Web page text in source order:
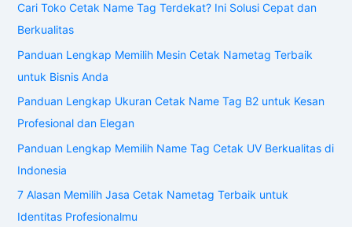
Cari Toko Cetak Name Tag Terdekat? Ini Solusi Cepat dan
Berkualitas
Panduan Lengkap Memilih Mesin Cetak Nametag Terbaik
untuk Bisnis Anda
Panduan Lengkap Ukuran Cetak Name Tag B2 untuk Kesan
Profesional dan Elegan
Panduan Lengkap Memilih Name Tag Cetak UV Berkualitas di
Indonesia
7 Alasan Memilih Jasa Cetak Nametag Terbaik untuk
Identitas Profesionalmu